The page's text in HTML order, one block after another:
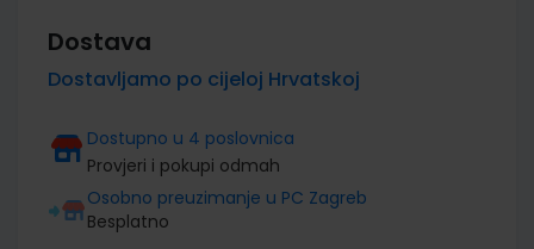
Dostava
Dostavljamo po cijeloj Hrvatskoj
Dostupno u 4 poslovnica
Provjeri i pokupi odmah
Osobno preuzimanje u PC Zagreb
Besplatno